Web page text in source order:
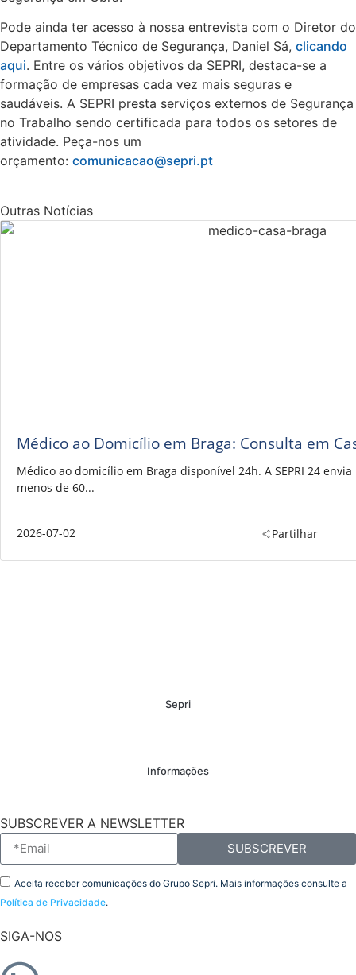
Pode ainda ter acesso à nossa entrevista com o Diretor do
Departamento Técnico de Segurança, Daniel Sá, clicando
aqui. Entre os vários objetivos da SEPRI, destaca-se a
formação de empresas cada vez mais seguras e
saudáveis. A SEPRI presta serviços externos de Segurança
no Trabalho sendo certificada para todos os setores de
atividade. Peça-nos um
orçamento: comunicacao@sepri.pt
Outras Notícias
Médico ao Domicílio em Braga: Consulta em
Médico ao domicílio em Braga disponível 24h. A SEPRI 24
menos de 60...
2026-07-02 Partilhar
Sepri
Informações
SUBSCREVER A NEWSLETTER
Aceita receber comunicações do Grupo Sepri. Mais informações consulte a
Política de Privacidade.
SUBSCREVER
SIGA-NOS